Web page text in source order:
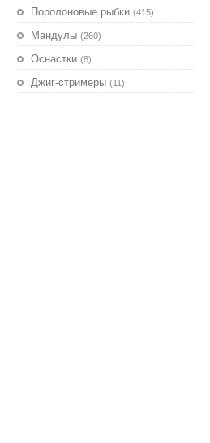
Поролоновые рыбки (415)
Мандулы (260)
Оснастки (8)
Джиг-стримеры (11)